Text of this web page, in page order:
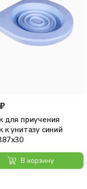
для приучения
к унитазу синий
В корзину